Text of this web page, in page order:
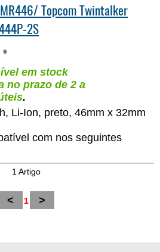
Topcom Twintalker
2S
em stock
no prazo de 2 a
.
Li-Ion, preto, 46mm x 32mm
com nos seguintes
1 Artigo
< 1 >